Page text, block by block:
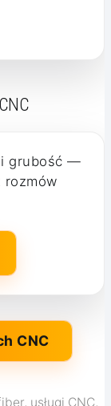
i grubość —
rozmów
CNC
usługi CNC,